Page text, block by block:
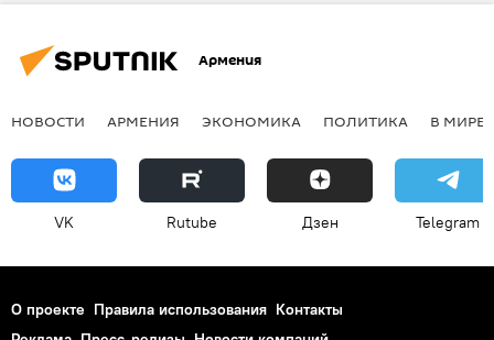
Армения
НОВОСТИ АРМЕНИЯ ЭКОНОМИКА ПОЛИТИКА В МИРЕ
VK Rutube Дзен Telegram
О проекте Правила использования Контакты